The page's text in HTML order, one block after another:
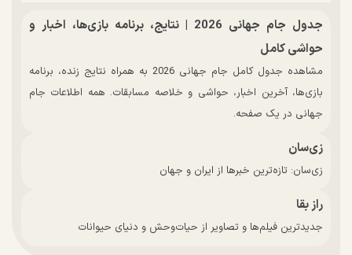
جدول جام جهانی 2026 | نتایج، برنامه بازی‌ها، اخبار و
حواشی کامل
مشاهده جدول کامل جام جهانی 2026 به همراه نتایج زنده، برنامه
بازی‌ها، آخرین اخبار، حواشی و خلاصه مسابقات. همه اطلاعات جام
جهانی در یک صفحه.
زی‌سان
زی‌سان: تازه‌ترین خبرها از ایران و جهان
راز بقا
جدیدترین فیلم‌ها و تصاویر از حیات‌وحش و دنیای حیوانات